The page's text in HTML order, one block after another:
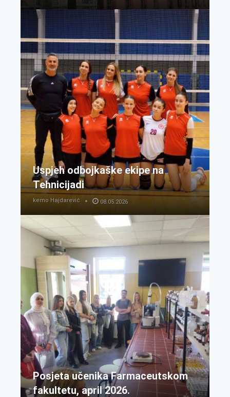
Uspjeh odbojkaške ekipe na
Tehnicijadi
kemo Hajdarević 08.05.2026
Posjeta učenika Farmaceutskom
fakultetu, april 2026.